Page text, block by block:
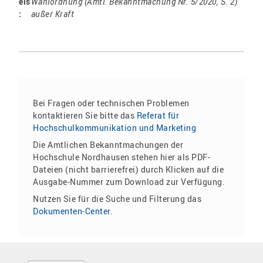
:
außer Kraft
Bei Fragen oder technischen Problemen
kontaktieren Sie bitte das Referat für
Hochschulkommunikation und Marketing
Die Amtlichen Bekanntmachungen der
Hochschule Nordhausen stehen hier als PDF-
Dateien (nicht barrierefrei) durch Klicken auf die
Ausgabe-Nummer zum Download zur Verfügung.
Nutzen Sie für die Suche und Filterung das
Dokumenten-Center.